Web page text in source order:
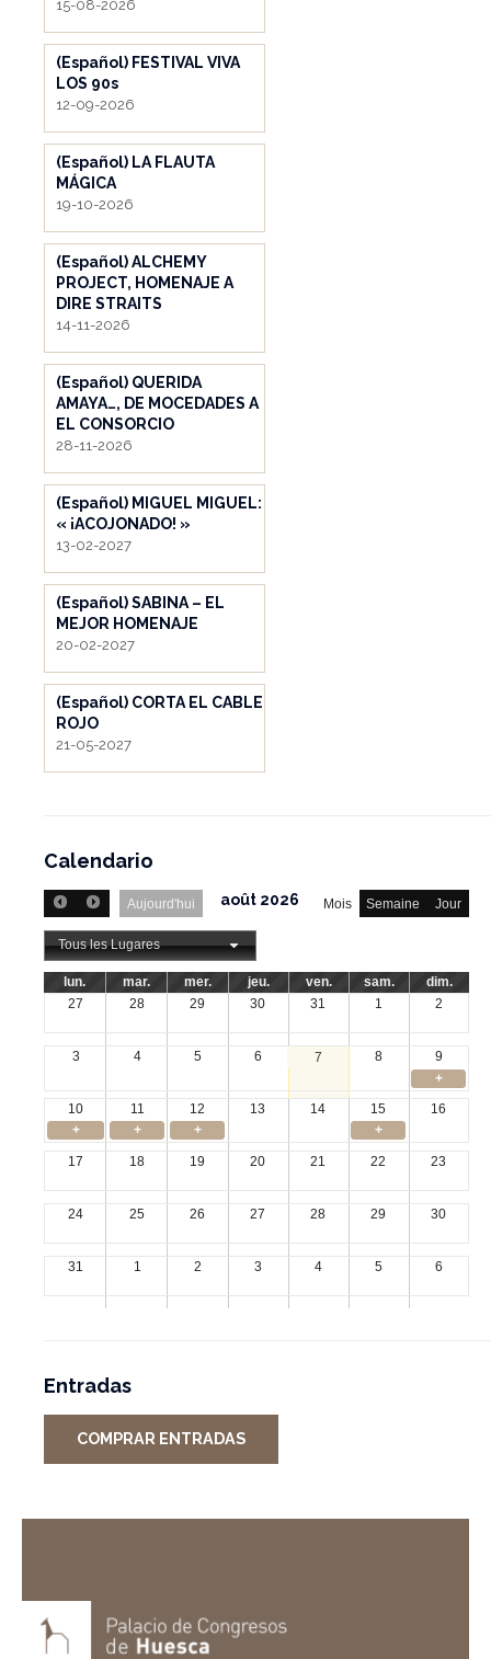
15-08-2026
(Español) FESTIVAL VIVA
LOS 90s
12-09-2026
(Español) LA FLAUTA
MÁGICA
19-10-2026
(Español) ALCHEMY
PROJECT, HOMENAJE A
DIRE STRAITS
14-11-2026
(Español) QUERIDA
AMAYA…, DE MOCEDADES A
EL CONSORCIO
28-11-2026
(Español) MIGUEL MIGUEL:
« ¡ACOJONADO! »
13-02-2027
(Español) SABINA – EL
MEJOR HOMENAJE
20-02-2027
(Español) CORTA EL CABLE
ROJO
21-05-2027
Calendario
Aujourd'hui Mois Semaine Jour
août 2026
Tous les Lugares
lun. mar. mer. jeu. ven. sam.
dim.
27
28 29 30 31 1 2
3 4 5 6 7 8
9
+
10
11 12 13 14 15
16
+
+ + +
17 18 19 20 21 22 23
24 25 26 27 28 29 30
31 1 2 3 4 5 6
Entradas
COMPRAR ENTRADAS